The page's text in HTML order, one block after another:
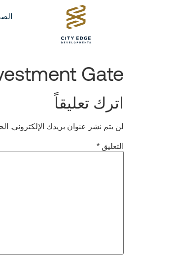
Gate
اترك تعليقاً
لن يتم نشر عنوان بريدك الإلكتروني.
التعليق *